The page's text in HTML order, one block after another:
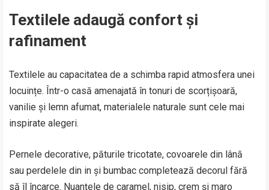
Textilele adaugă confort și
rafinament
Textilele au capacitatea de a schimba rapid atmosfera unei
locuințe. Într-o casă amenajată în tonuri de scorțișoară,
vanilie și lemn afumat, materialele naturale sunt cele mai
inspirate alegeri.
Pernele decorative, păturile tricotate, covoarele din lână
sau perdelele din in și bumbac completează decorul fără
să îl încarce. Nuanțele de caramel, nisip, crem și maro